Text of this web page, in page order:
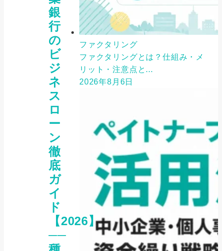
銀
行
の
ビ
ジ
ネ
ス
ロ
ー
ン
徹
底
ガ
イ
ド
【2026】
──
ファクタリング
ファクタリングとは？仕組み・メ
リット・注意点と...
2026年8月6日